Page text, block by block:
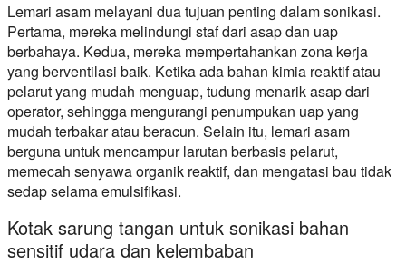
Lemari asam melayani dua tujuan penting dalam sonikasi.
Pertama, mereka melindungi staf dari asap dan uap
berbahaya. Kedua, mereka mempertahankan zona kerja
yang berventilasi baik. Ketika ada bahan kimia reaktif atau
pelarut yang mudah menguap, tudung menarik asap dari
operator, sehingga mengurangi penumpukan uap yang
mudah terbakar atau beracun. Selain itu, lemari asam
berguna untuk mencampur larutan berbasis pelarut,
memecah senyawa organik reaktif, dan mengatasi bau tidak
sedap selama emulsifikasi.
Kotak sarung tangan untuk sonikasi bahan
sensitif udara dan kelembaban